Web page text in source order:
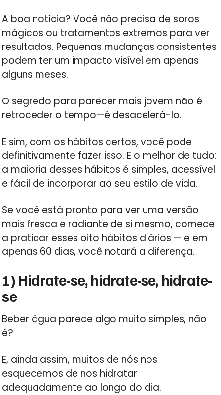
A boa notícia? Você não precisa de soros
mágicos ou tratamentos extremos para ver
resultados. Pequenas mudanças consistentes
podem ter um impacto visível em apenas
alguns meses.
O segredo para parecer mais jovem não é
retroceder o tempo—é desacelerá-lo.
E sim, com os hábitos certos, você pode
definitivamente fazer isso. E o melhor de tudo:
a maioria desses hábitos é simples, acessível
e fácil de incorporar ao seu estilo de vida.
Se você está pronto para ver uma versão
mais fresca e radiante de si mesmo, comece
a praticar esses oito hábitos diários — e em
apenas 60 dias, você notará a diferença.
1) Hidrate-se, hidrate-se, hidrate-
se
Beber água parece algo muito simples, não
é?
E, ainda assim, muitos de nós nos
esquecemos de nos hidratar
adequadamente ao longo do dia.